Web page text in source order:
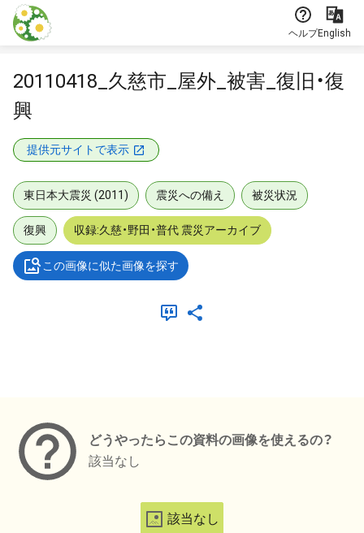
本文に飛ぶ
ヘルプEnglish
20110418_久慈市_屋外_被害_復旧・復
興
提供元サイトで表示
東日本大震災 (2011) 震災への備え 被災状況
復興 収録:久慈・野田・普代 震災アーカイブ
この画像に似た画像を探す
どうやったらこの資料の画像を使えるの？
該当なし
該当なし